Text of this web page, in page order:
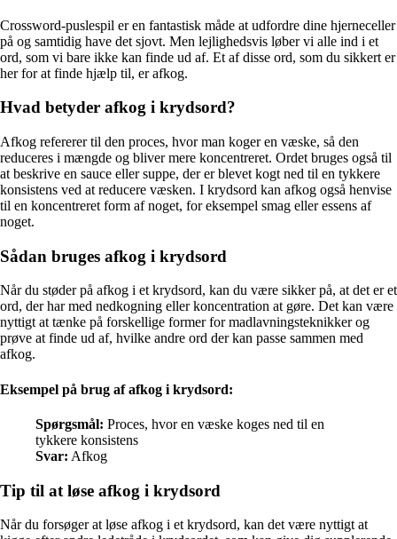
Crossword-puslespil er en fantastisk måde at udfordre dine hjerneceller
på og samtidig have det sjovt. Men lejlighedsvis løber vi alle ind i et
ord, som vi bare ikke kan finde ud af. Et af disse ord, som du sikkert er
her for at finde hjælp til, er afkog.
Hvad betyder afkog i krydsord?
Afkog refererer til den proces, hvor man koger en væske, så den
reduceres i mængde og bliver mere koncentreret. Ordet bruges også til
at beskrive en sauce eller suppe, der er blevet kogt ned til en tykkere
konsistens ved at reducere væsken. I krydsord kan afkog også henvise
til en koncentreret form af noget, for eksempel smag eller essens af
noget.
Sådan bruges afkog i krydsord
Når du støder på afkog i et krydsord, kan du være sikker på, at det er et
ord, der har med nedkogning eller koncentration at gøre. Det kan være
nyttigt at tænke på forskellige former for madlavningsteknikker og
prøve at finde ud af, hvilke andre ord der kan passe sammen med
afkog.
Eksempel på brug af afkog i krydsord:
Spørgsmål: Proces, hvor en væske koges ned til en
tykkere konsistens
Svar: Afkog
Tip til at løse afkog i krydsord
Når du forsøger at løse afkog i et krydsord, kan det være nyttigt at